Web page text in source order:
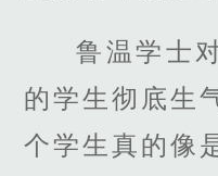
鲁温学士
的学生彻底生
个学生真的像